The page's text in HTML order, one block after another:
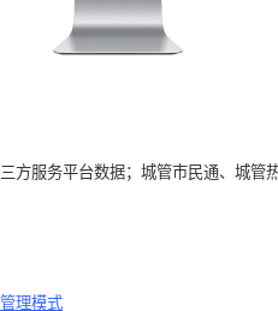
方服务平台数据；城管市民通、城
理模式